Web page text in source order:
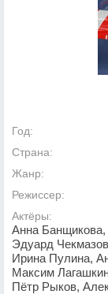
Год:
Страна:
Жанр:
Режиссер:
Актёры:
Анна Банщикова,
Эдуард
Ирина Пулина,
Максим
Пётр Рыков,